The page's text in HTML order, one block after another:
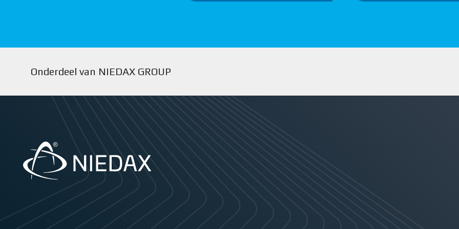
Onderdeel van NIEDAX GROUP